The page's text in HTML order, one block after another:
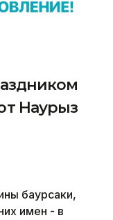
Наурыз
баурсаки,
имен - в